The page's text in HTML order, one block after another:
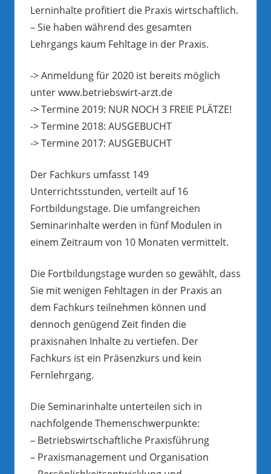
Lerninhalte profitiert die Praxis wirtschaftlich.
– Sie haben während des gesamten
Lehrgangs kaum Fehltage in der Praxis.
-> Anmeldung für 2020 ist bereits möglich
unter www.betriebswirt-arzt.de
-> Termine 2019: NUR NOCH 3 FREIE PLÄTZE!
-> Termine 2018: AUSGEBUCHT
-> Termine 2017: AUSGEBUCHT
Der Fachkurs umfasst 149
Unterrichtsstunden, verteilt auf 16
Fortbildungstage. Die umfangreichen
Seminarinhalte werden in fünf Modulen in
einem Zeitraum von 10 Monaten vermittelt.
Die Fortbildungstage wurden so gewählt, dass
Sie mit wenigen Fehltagen in der Praxis an
dem Fachkurs teilnehmen können und
dennoch genügend Zeit finden die
praxisnahen Inhalte zu vertiefen. Der
Fachkurs ist ein Präsenzkurs und kein
Fernlehrgang.
Die Seminarinhalte unterteilen sich in
nachfolgende Themenschwerpunkte:
– Betriebswirtschaftliche Praxisführung
– Praxismanagement und Organisation